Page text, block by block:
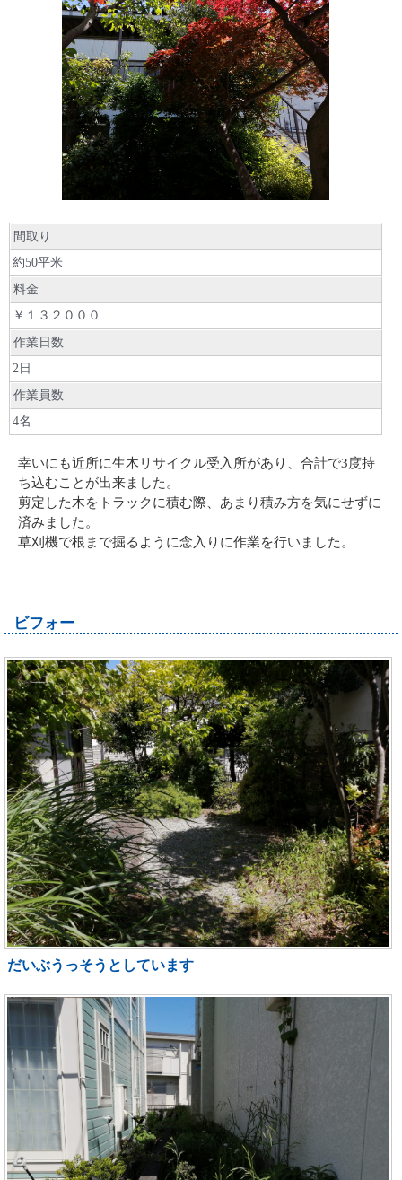
間取り
約50平米
料金
￥１３２０００
作業日数
2日
作業員数
4名
幸いにも近所に生木リサイクル受入所があり、合計で3度持
ち込むことが出来ました。
剪定した木をトラックに積む際、あまり積み方を気にせずに
済みました。
草刈機で根まで掘るように念入りに作業を行いました。
ビフォー
だいぶうっそうとしています